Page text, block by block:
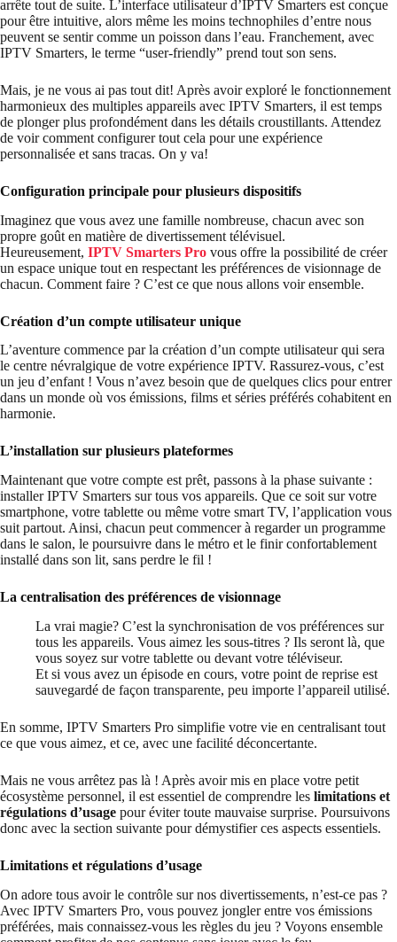
arrête tout de suite. L’interface utilisateur d’IPTV Smarters est conçue
pour être intuitive, alors même les moins technophiles d’entre nous
peuvent se sentir comme un poisson dans l’eau. Franchement, avec
IPTV Smarters, le terme “user-friendly” prend tout son sens.
Mais, je ne vous ai pas tout dit! Après avoir exploré le fonctionnement
harmonieux des multiples appareils avec IPTV Smarters, il est temps
de plonger plus profondément dans les détails croustillants. Attendez
de voir comment configurer tout cela pour une expérience
personnalisée et sans tracas. On y va!
Configuration principale pour plusieurs dispositifs
Imaginez que vous avez une famille nombreuse, chacun avec son
propre goût en matière de divertissement télévisuel.
Heureusement, IPTV Smarters Pro vous offre la possibilité de créer
un espace unique tout en respectant les préférences de visionnage de
chacun. Comment faire ? C’est ce que nous allons voir ensemble.
Création d’un compte utilisateur unique
L’aventure commence par la création d’un compte utilisateur qui sera
le centre névralgique de votre expérience IPTV. Rassurez-vous, c’est
un jeu d’enfant ! Vous n’avez besoin que de quelques clics pour entrer
dans un monde où vos émissions, films et séries préférés cohabitent en
harmonie.
L’installation sur plusieurs plateformes
Maintenant que votre compte est prêt, passons à la phase suivante :
installer IPTV Smarters sur tous vos appareils. Que ce soit sur votre
smartphone, votre tablette ou même votre smart TV, l’application vous
suit partout. Ainsi, chacun peut commencer à regarder un programme
dans le salon, le poursuivre dans le métro et le finir confortablement
installé dans son lit, sans perdre le fil !
La centralisation des préférences de visionnage
La vrai magie? C’est la synchronisation de vos préférences sur
tous les appareils. Vous aimez les sous-titres ? Ils seront là, que
vous soyez sur votre tablette ou devant votre téléviseur.
Et si vous avez un épisode en cours, votre point de reprise est
sauvegardé de façon transparente, peu importe l’appareil utilisé.
En somme, IPTV Smarters Pro simplifie votre vie en centralisant tout
ce que vous aimez, et ce, avec une facilité déconcertante.
Mais ne vous arrêtez pas là ! Après avoir mis en place votre petit
écosystème personnel, il est essentiel de comprendre les limitations et
régulations d’usage pour éviter toute mauvaise surprise. Poursuivons
donc avec la section suivante pour démystifier ces aspects essentiels.
Limitations et régulations d’usage
On adore tous avoir le contrôle sur nos divertissements, n’est-ce pas ?
Avec IPTV Smarters Pro, vous pouvez jongler entre vos émissions
préférées, mais connaissez-vous les règles du jeu ? Voyons ensemble